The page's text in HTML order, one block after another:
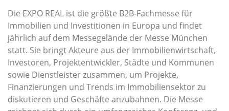
Die EXPO REAL ist die größte B2B‑Fachmesse für
Immobilien und Investitionen in Europa und findet
jährlich auf dem Messegelände der Messe München
statt. Sie bringt Akteure aus der Immobilienwirtschaft,
Investoren, Projektentwickler, Städte und Kommunen
sowie Dienstleister zusammen, um Projekte,
Finanzierungen und Trends im Immobiliensektor zu
diskutieren und Geschäfte anzubahnen. Die Messe